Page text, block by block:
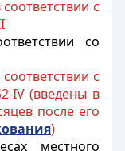
с
со
с
IV (введены в
после его
)
местного